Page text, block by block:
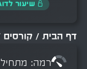
/ קורסים
רמה: מתחיל
שיעור